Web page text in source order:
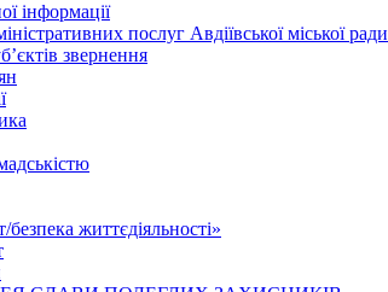
інформації
послуг Авдіївської міської ради
звернення
життєдіяльності»